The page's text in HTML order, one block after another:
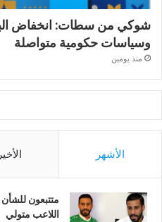
شوكي من سطات: انخفاض
وسياسات حكومية متواصلة
منذ يومين
الأشهر
متتبعون
اللاعب متولي